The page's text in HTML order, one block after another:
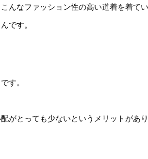
なファッション性の高い道着を着て
です。
す。
がとっても少ないというメリットがあり